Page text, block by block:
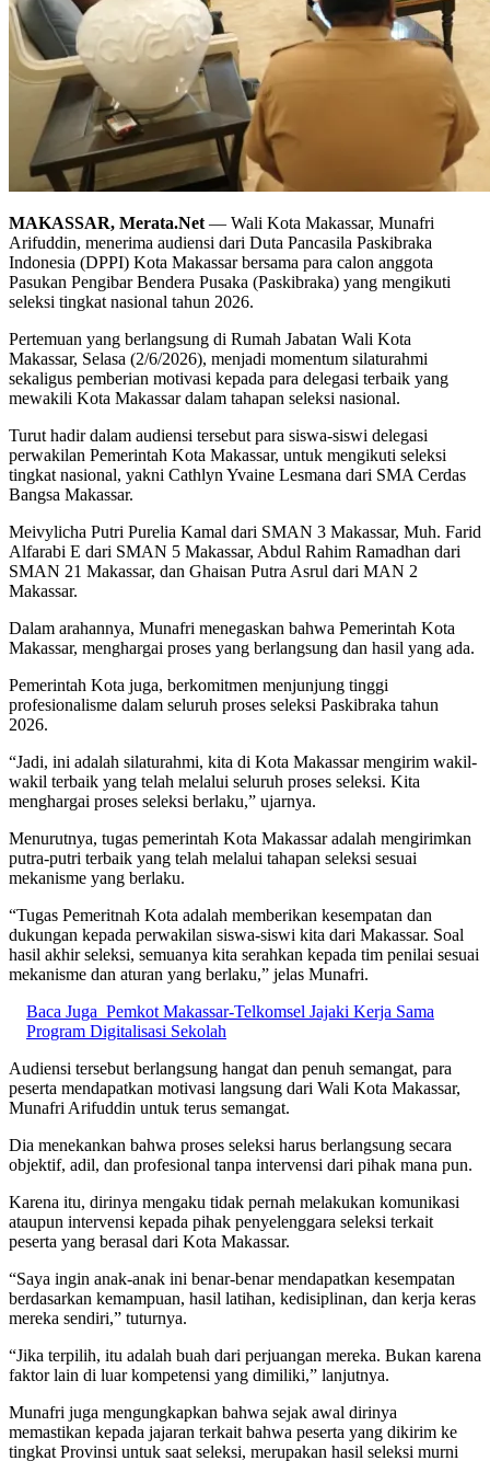
MAKASSAR, Merata.Net — Wali Kota Makassar, Munafri
Arifuddin, menerima audiensi dari Duta Pancasila Paskibraka
Indonesia (DPPI) Kota Makassar bersama para calon anggota
Pasukan Pengibar Bendera Pusaka (Paskibraka) yang mengikuti
seleksi tingkat nasional tahun 2026.
Pertemuan yang berlangsung di Rumah Jabatan Wali Kota
Makassar, Selasa (2/6/2026), menjadi momentum silaturahmi
sekaligus pemberian motivasi kepada para delegasi terbaik yang
mewakili Kota Makassar dalam tahapan seleksi nasional.
Turut hadir dalam audiensi tersebut para siswa-siswi delegasi
perwakilan Pemerintah Kota Makassar, untuk mengikuti seleksi
tingkat nasional, yakni Cathlyn Yvaine Lesmana dari SMA Cerdas
Bangsa Makassar.
Meivylicha Putri Purelia Kamal dari SMAN 3 Makassar, Muh. Farid
Alfarabi E dari SMAN 5 Makassar, Abdul Rahim Ramadhan dari
SMAN 21 Makassar, dan Ghaisan Putra Asrul dari MAN 2
Makassar.
Dalam arahannya, Munafri menegaskan bahwa Pemerintah Kota
Makassar, menghargai proses yang berlangsung dan hasil yang ada.
Pemerintah Kota juga, berkomitmen menjunjung tinggi
profesionalisme dalam seluruh proses seleksi Paskibraka tahun
2026.
“Jadi, ini adalah silaturahmi, kita di Kota Makassar mengirim wakil-
wakil terbaik yang telah melalui seluruh proses seleksi. Kita
menghargai proses seleksi berlaku,” ujarnya.
Menurutnya, tugas pemerintah Kota Makassar adalah mengirimkan
putra-putri terbaik yang telah melalui tahapan seleksi sesuai
mekanisme yang berlaku.
“Tugas Pemeritnah Kota adalah memberikan kesempatan dan
dukungan kepada perwakilan siswa-siswi kita dari Makassar. Soal
hasil akhir seleksi, semuanya kita serahkan kepada tim penilai sesuai
mekanisme dan aturan yang berlaku,” jelas Munafri.
Baca Juga Pemkot Makassar-Telkomsel Jajaki Kerja Sama
Program Digitalisasi Sekolah
Audiensi tersebut berlangsung hangat dan penuh semangat, para
peserta mendapatkan motivasi langsung dari Wali Kota Makassar,
Munafri Arifuddin untuk terus semangat.
Dia menekankan bahwa proses seleksi harus berlangsung secara
objektif, adil, dan profesional tanpa intervensi dari pihak mana pun.
Karena itu, dirinya mengaku tidak pernah melakukan komunikasi
ataupun intervensi kepada pihak penyelenggara seleksi terkait
peserta yang berasal dari Kota Makassar.
“Saya ingin anak-anak ini benar-benar mendapatkan kesempatan
berdasarkan kemampuan, hasil latihan, kedisiplinan, dan kerja keras
mereka sendiri,” tuturnya.
“Jika terpilih, itu adalah buah dari perjuangan mereka. Bukan karena
faktor lain di luar kompetensi yang dimiliki,” lanjutnya.
Munafri juga mengungkapkan bahwa sejak awal dirinya
memastikan kepada jajaran terkait bahwa peserta yang dikirim ke
tingkat Provinsi untuk saat seleksi, merupakan hasil seleksi murni